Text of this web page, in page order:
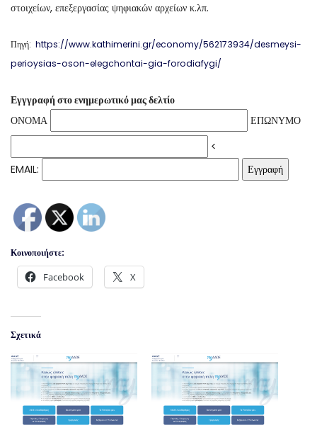
στοιχείων, επεξεργασίας ψηφιακών αρχείων κ.λπ.
Πηγή: https://www.kathimerini.gr/economy/562173934/desmeysi-
perioysias-oson-elegchontai-gia-forodiafygi/
Εγγγραφή στο ενημερωτικό μας δελτίο
ΟΝΟΜΑ
ΕΠΩΝΥΜΟ
<
EMAIL:
Κοινοποιήστε:
Facebook X
Σχετικά